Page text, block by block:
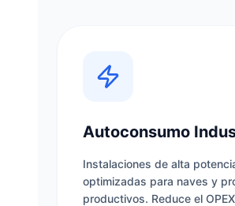
Autoconsumo
Instalaciones de alta
optimizadas para naves y
productivos. Reduce el OPEX